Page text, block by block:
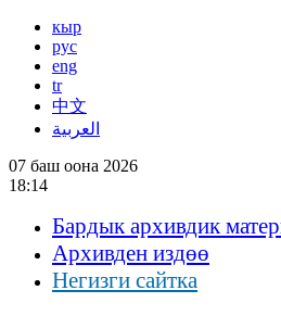
кыр
рус
eng
tr
中文
العربية
07 баш оона 2026
18:14
Бардык архивдик
Архивден издөө
Негизги сайтка